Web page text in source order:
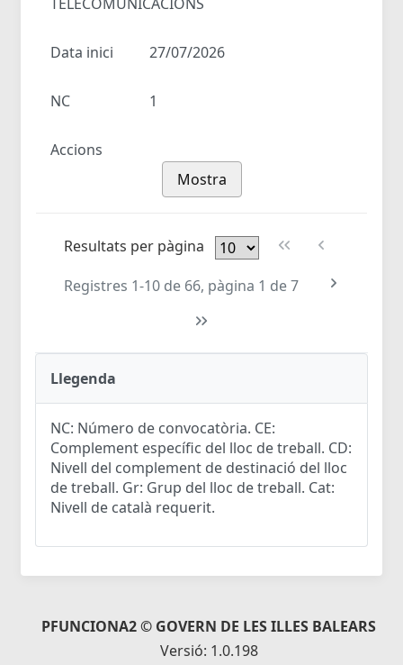
Data inici 27/07/2026
NC 1
Accions
Mostra
Resultats per pàgina
Registres 1-10 de 66, pàgina 1 de 7
Llegenda
NC: Número de convocatòria. CE:
Complement específic del lloc de treball. CD:
Nivell del complement de destinació del lloc
de treball. Gr: Grup del lloc de treball. Cat:
Nivell de català requerit.
PFUNCIONA2 © GOVERN DE LES ILLES BALEARS
Versió: 1.0.198